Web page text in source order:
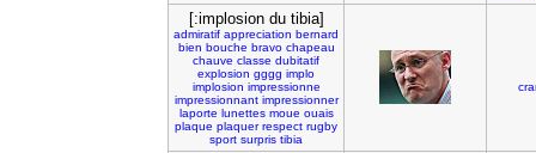
[:implosion du tibia]
admiratif appreciation bernard
bien bouche bravo chapeau
chauve classe dubitatif
explosion gggg implo
implosion impressionne
impressionnant impressionner
laporte lunettes moue ouais
plaque plaquer respect rugby
sport surpris tibia